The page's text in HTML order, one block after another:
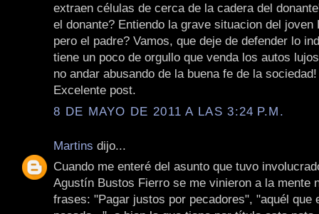
extraen células de cerca de la cadera del
el donante? Entiendo la grave situacion del joven
pero el padre? Vamos, que deje de defender lo
tiene un poco de orgullo que venda los autos
no andar abusando de la buena fe de la sociedad!
Excelente post.
8 DE MAYO DE 2011 A LAS 3:24 P.M.
Martins dijo...
Cuando me enteré del asunto que tuvo
Agustín Bustos Fierro se me vinieron a la mente
frases: "Pagar justos por pecadores", "aquél que